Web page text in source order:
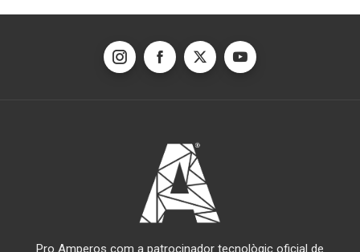
Pro Amperos com a patrocinador tecnològic oficial de